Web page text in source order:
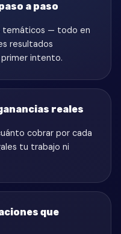
a paso
temáticos — todo en
resultados
intento.
reales
cobrar por cada
tu trabajo ni
que